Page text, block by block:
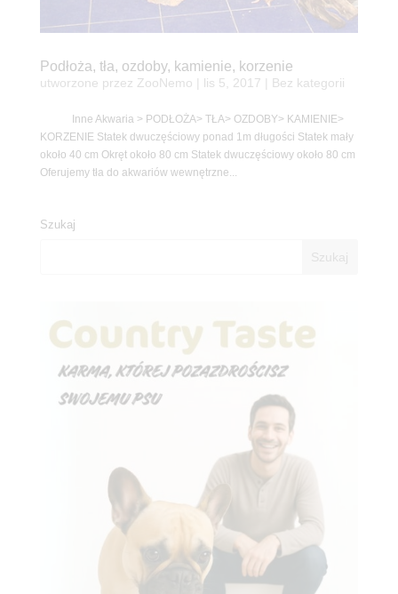
Podłoża, tła, ozdoby, kamienie, korzenie
utworzone przez ZooNemo lis 5, 2017 | Bez kategorii
Inne Akwaria > PODŁOŻA> TŁA> OZDOBY> KAMIENIE>
KORZENIE Statek dwuczęściowy ponad 1m długości Statek mały
około 40 cm Okręt około 80 cm Statek dwuczęściowy około 80 cm
Oferujemy tła do akwariów wewnętrzne...
Szukaj